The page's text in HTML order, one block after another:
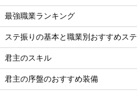
最強職業ランキング
ステ振りの基本と職業別おすすめス
君主のスキル
君主の序盤のおすすめ装備